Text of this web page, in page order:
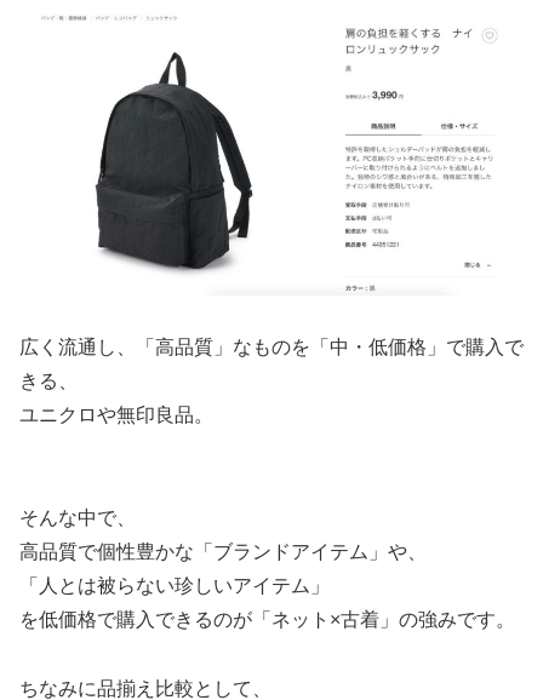
広く流通し、「高品質」なものを「中・低価格」で購入で
きる、
ユニクロや無印良品。
そんな中で、
高品質で個性豊かな「ブランドアイテム」や、
「人とは被らない珍しいアイテム」
を低価格で購入できるのが「ネット×古着」の強みです。
ちなみに品揃え比較として、